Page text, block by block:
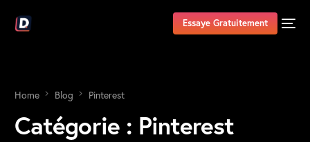
Essaye Gratuitement
Home Blog Pinterest
Catégorie : Pinterest